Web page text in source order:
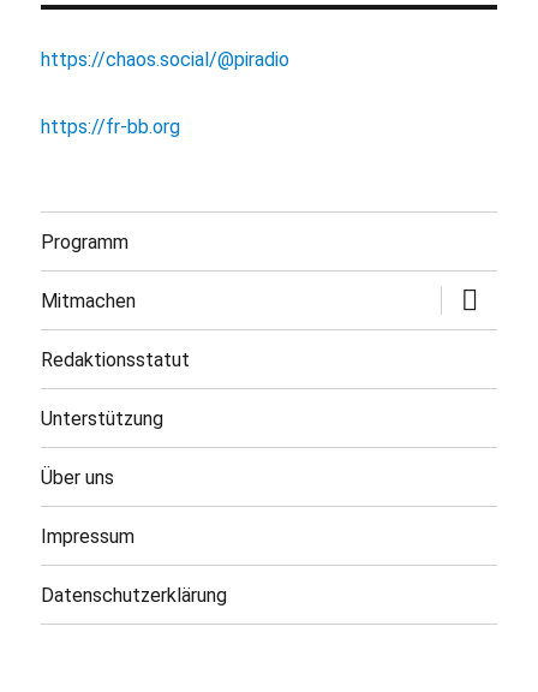
https://chaos.social/@piradio
https://fr-bb.org
Programm
Mitmachen
öffnen
Redaktionsstatut
Unterstützung
Über uns
Impressum
Datenschutzerklärung